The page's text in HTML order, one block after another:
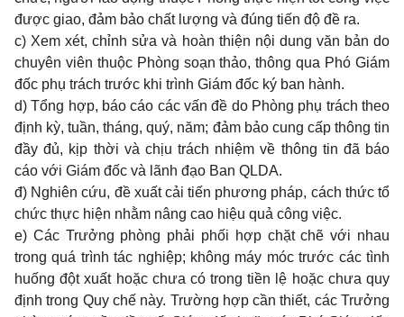
được giao, đảm bảo chất lượng và đúng tiến độ đề ra.
c) Xem xét, chỉnh sửa và hoàn thiện nội dung văn bản do
chuyên viên thuộc Phòng soạn thảo, thông qua Phó Giám
đốc phụ trách trước khi trình Giám đốc ký ban hành.
d) Tổng hợp, báo cáo các vấn đề do Phòng phụ trách theo
định kỳ, tuần, tháng, quý, năm; đảm bảo cung cấp thông tin
đầy đủ, kịp thời và chịu trách nhiệm về thông tin đã báo
cáo với Giám đốc và lãnh đạo Ban QLDA.
đ) Nghiên cứu, đề xuất cải tiến phương pháp, cách thức tổ
chức thực hiện nhằm nâng cao hiệu quả công việc.
e) Các Trưởng phòng phải phối hợp chặt chẽ với nhau
trong quá trình tác nghiệp; không máy móc trước các tình
huống đột xuất hoặc chưa có trong tiền lệ hoặc chưa quy
định trong Quy chế này. Trường hợp cần thiết, các Trưởng